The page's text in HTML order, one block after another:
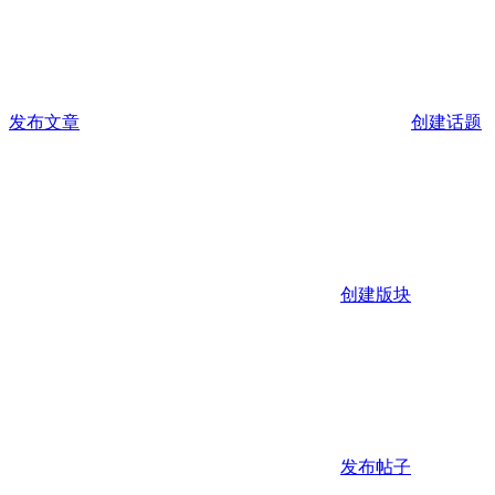
发布文章 创建话题
创建版块
发布帖子